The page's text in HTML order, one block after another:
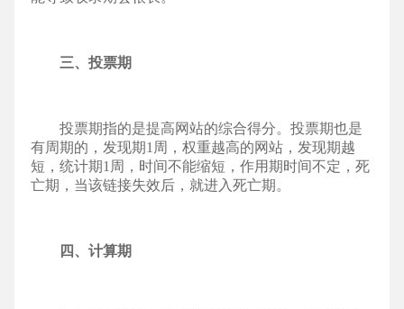
三、投票期
投票期指的是提高网站的综合得分。投票期也是
有周期的，发现期1周，权重越高的网站，发现期越
短，统计期1周，时间不能缩短，作用期时间不定，死
亡期，当该链接失效后，就进入死亡期。
四、计算期